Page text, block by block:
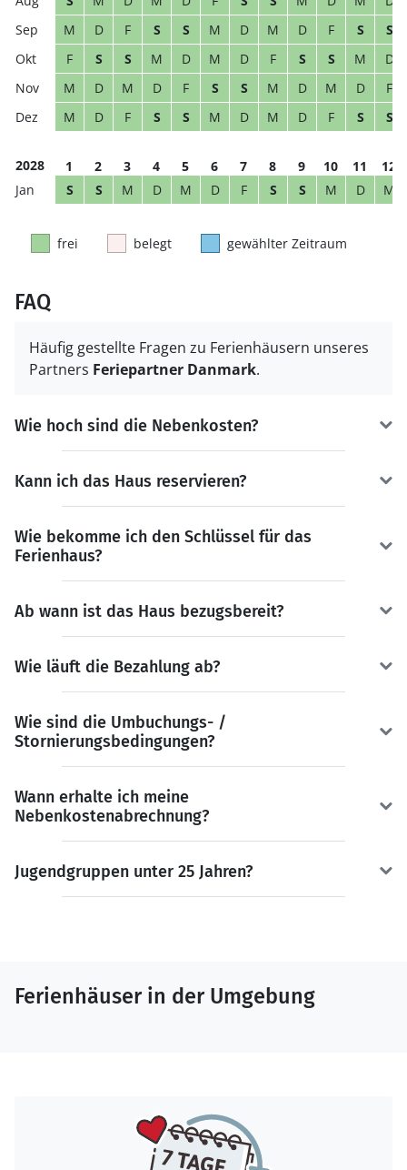
M
D F S S M D M D F S
S
F
S S M D M D F S S M
D
M
D M D F S S M D M D
F
M
D F S S M D M D F S S
2028 1 2 3 4 5 6 7 8 9 10 11
12
S
S M D M D F S S M D M
frei belegt gewählter Zeitraum
FAQ
Häufig gestellte Fragen zu Ferienhäusern unseres
Partners Feriepartner Danmark.
Wie hoch sind die Nebenkosten?
Kann ich das Haus reservieren?
Wie bekomme ich den Schlüssel für das
Ferienhaus?
Ab wann ist das Haus bezugsbereit?
Wie läuft die Bezahlung ab?
Wie sind die Umbuchungs- /
Stornierungsbedingungen?
Wann erhalte ich meine
Nebenkostenabrechnung?
Jugendgruppen unter 25 Jahren?
Ferienhäuser in der Umgebung